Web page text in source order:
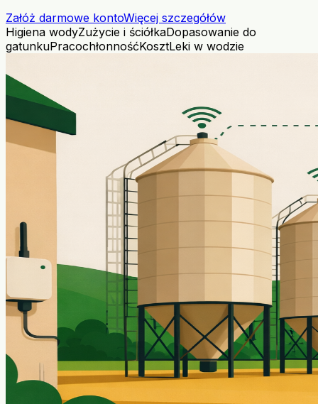
Załóż darmowe kontoWięcej szczegółów
Higiena wodyZużycie i ściółkaDopasowanie do
gatunkuPracochłonnośćKosztLeki w wodzie